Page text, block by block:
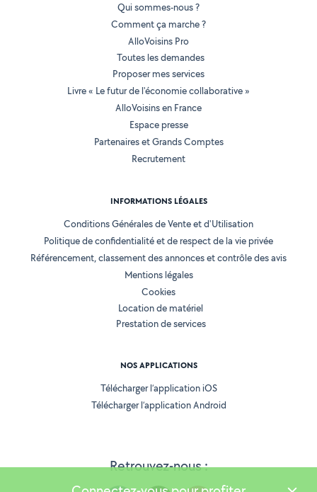
Retrouvez-nous :
Qui sommes-nous ?
Comment ça marche ?
AlloVoisins Pro
Toutes les demandes
Proposer mes services
Livre « Le futur de l'économie collaborative »
AlloVoisins en France
Espace presse
Partenaires et Grands Comptes
Recrutement
INFORMATIONS LÉGALES
Conditions Générales de Vente et d'Utilisation
Politique de confidentialité et de respect de la vie privée
Référencement, classement des annonces et contrôle des avis
Mentions légales
Cookies
Location de matériel
Prestation de services
NOS APPLICATIONS
Télécharger l’application iOS
Télécharger l’application Android